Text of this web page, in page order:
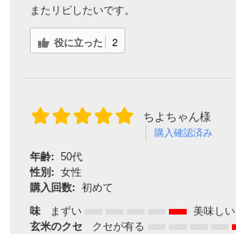
またリピしたいです。
役に立った 2
ちよちゃん様
購入確認済み
年齢: 50代
性別: 女性
購入回数: 初めて
味
まずい
美味しい
玄米のクセ
クセが有る